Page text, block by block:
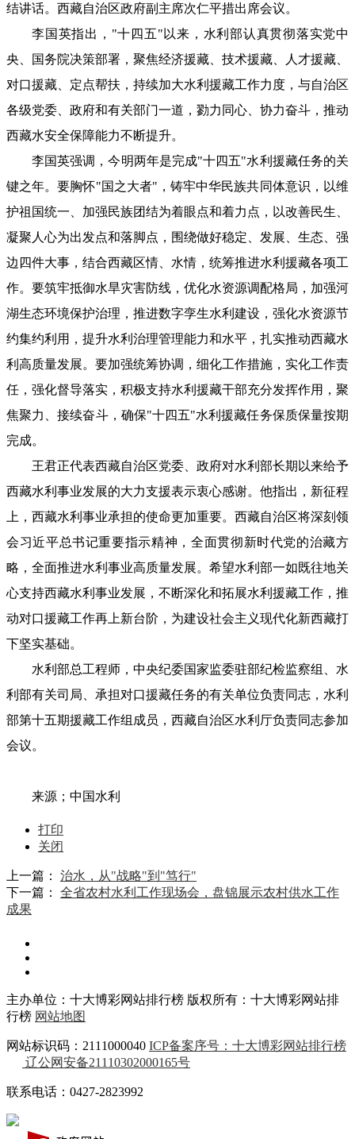
结讲话。西藏自治区政府副主席次仁平措出席会议。
李国英指出，"十四五"以来，水利部认真贯彻落实党中
央、国务院决策部署，聚焦经济援藏、技术援藏、人才援藏、
对口援藏、定点帮扶，持续加大水利援藏工作力度，与自治区
各级党委、政府和有关部门一道，勠力同心、协力奋斗，推动
西藏水安全保障能力不断提升。
李国英强调，今明两年是完成"十四五"水利援藏任务的关
键之年。要胸怀"国之大者"，铸牢中华民族共同体意识，以维
护祖国统一、加强民族团结为着眼点和着力点，以改善民生、
凝聚人心为出发点和落脚点，围绕做好稳定、发展、生态、强
边四件大事，结合西藏区情、水情，统筹推进水利援藏各项工
作。要筑牢抵御水旱灾害防线，优化水资源调配格局，加强河
湖生态环境保护治理，推进数字孪生水利建设，强化水资源节
约集约利用，提升水利治理管理能力和水平，扎实推动西藏水
利高质量发展。要加强统筹协调，细化工作措施，实化工作责
任，强化督导落实，积极支持水利援藏干部充分发挥作用，聚
焦聚力、接续奋斗，确保"十四五"水利援藏任务保质保量按期
完成。
王君正代表西藏自治区党委、政府对水利部长期以来给予
西藏水利事业发展的大力支援表示衷心感谢。他指出，新征程
上，西藏水利事业承担的使命更加重要。西藏自治区将深刻领
会习近平总书记重要指示精神，全面贯彻新时代党的治藏方
略，全面推进水利事业高质量发展。希望水利部一如既往地关
心支持西藏水利事业发展，不断深化和拓展水利援藏工作，推
动对口援藏工作再上新台阶，为建设社会主义现代化新西藏打
下坚实基础。
水利部总工程师，中央纪委国家监委驻部纪检监察组、水
利部有关司局、承担对口援藏任务的有关单位负责同志，水利
部第十五期援藏工作组成员，西藏自治区水利厅负责同志参加
会议。
来源；中国水利
打印
关闭
上一篇：
治水，从"战略"到"笃行"
下一篇：
全省农村水利工作现场会，盘锦展示农村供水工作
成果
主办单位：十大博彩网站排行榜 版权所有：十大博彩网站排
行榜 网站地图
网站标识码：2111000040 ICP备案序号：十大博彩网站排行榜
辽公网安备21110302000165号
联系电话：0427-2823992